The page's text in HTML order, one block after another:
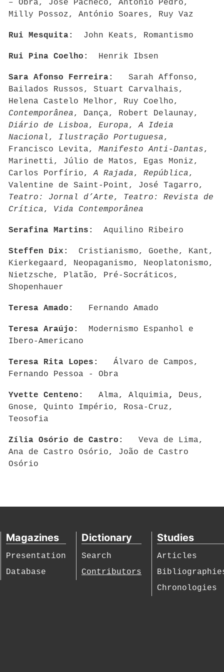
– Obra, José Pacheco, António Pedro,
Milly Possoz, António Soares, Ruy Vaz
Rui Mesquita: John Keats, Romantismo
Rui Pina Coelho: Henrik Ibsen
Sara Afonso Ferreira:
Sarah Affonso,
Bailados Russos, Stuart Carvalhais,
Helena Castelo Melhor, Ruy Coelho,
Contemporânea, Dança, Robert Delaunay,
Diário de Lisboa, Europa,A Ideia
Nacional , Ilustração Portuguesa,
Francisco Levita, Manifesto Anti-Dantas,
Marinetti, Júlio de Matos, Egas Moniz,
Carlos Porfírio,A Rajada, República,
Valentine de Saint-Point, José Tagarro,
Teatro: Jornal d’Arte, Teatro: Revista de
Crítica, Vida Contemporânea
Serafina Martins: Aquilino Ribeiro
Steffen Dix: Cristianismo, Goethe, Kant,
Kierkegaard, Neopaganismo, Neoplatonismo,
Nietzsche, Platão, Pré-Socráticos,
Shopenhauer
Teresa Amado: Fernando Amado
Teresa Araújo: Modernismo Espanhol e
Ibero-Americano
Teresa Rita Lopes: Álvaro de Campos,
Fernando Pessoa - Obra
Yvette Centeno: Alma, Alquimia, Deus,
Gnose, Quinto Império, Rosa-Cruz,
Teosofia
Zília Osório de Castro: Veva de Lima,
Ana de Castro Osório, João de Castro
Osório
Magazines
Presentation
Database
Dictionary
Search
Contributors
Studies
Articles
Chronologies